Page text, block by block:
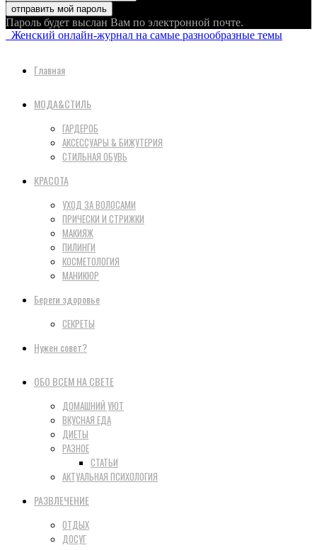
Пароль будет выслан Вам по электронной почте.
Женский онлайн-журнал на самые разнообразные темы
Главная
МОДА&СТИЛЬ
ГАРДЕРОБ
АКСЕССУАРЫ & БИЖУТЕРИЯ
СТИЛЬНАЯ ОБУВЬ
КРАСОТА
УХОД ЗА ВОЛОСАМИ
ПРИЧЕСКИ И СТРИЖКИ
МАКИЯЖ
ПИЛИНГИ
КОСМЕТОЛОГИЯ
МАНИКЮР
Береги здоровье
СЕКРЕТЫ
Нужен совет?
ОБО ВСЕМ НА СВЕТЕ
ДОМАШНИЙ УЮТ
ВКУСНАЯ ЕДА
ДИЕТЫ
РАЗНОЕ
СТАТЬИ
АКТУАЛЬНАЯ ПСИХОЛОГИЯ
РАЗВЛЕЧЕНИЕ
ОТДЫХ
ДОСУГ